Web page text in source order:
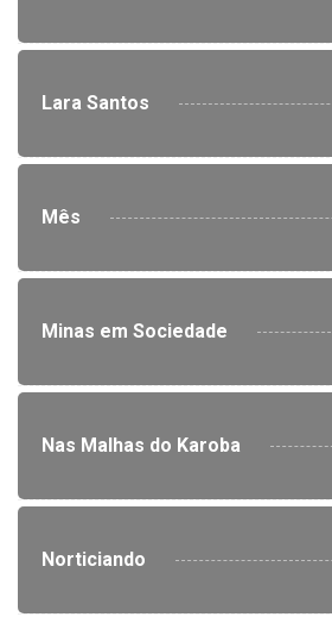
Lara Santos
Mês
Minas em Sociedade
Nas Malhas do Karoba
Norticiando